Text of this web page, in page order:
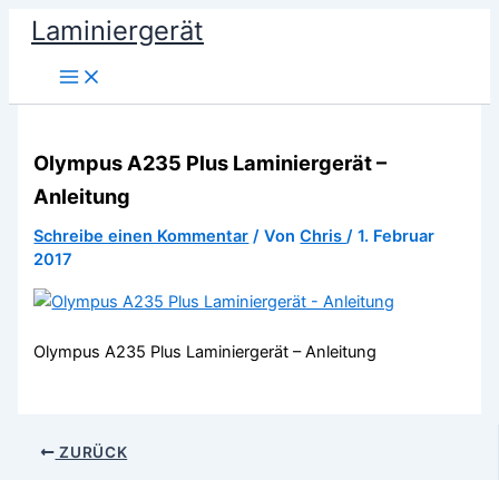
Zum
Inhalt
springen
Laminiergerät
Olympus A235 Plus Laminiergerät –
Anleitung
Schreibe einen Kommentar / VonChris/1. Februar
2017
Olympus A235 Plus Laminiergerät – Anleitung
ZURÜCK